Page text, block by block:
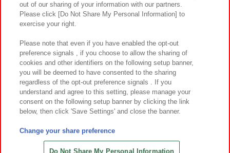
プライバシーポリシー ウェブアクセシビリティ方針と検証結果
お取引先さまとともに
カスタマーハラスメント対応方針 よくあるご質問・お問い合わせ
©Bandai Namco Amusement Inc.
©Bandai Namco Amusement Lab Inc.
©HANAYASHIKI Co., Ltd. All Rights Reserved.
out of our sharing of your information with our partners.
Please click [Do Not Share My Personal Information] to
exercise your right.
Please note that even if you have enabled the opt-out
preference signals , if you choose to allow the sharing of
cookies and other identifiers on the following setup banner,
you will be deemed to have consented to the sharing
regardless of the opt-out preference signals . If you
understand and agree to this setting, please manage your
consent on the following setup banner by clicking the link
below, then click 'Save Settings' and close the banner.
Change your share preference
Do Not Share My Personal Information